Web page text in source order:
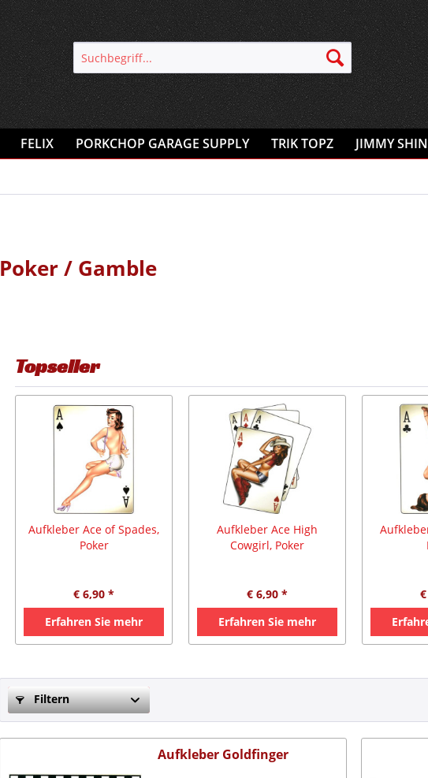
FELIX PORKCHOP GARAGE SUPPLY TRIK TOPZ JIMMY
Poker / Gamble
Topseller
Aufkleber Ace of Spades,
Poker
€ 6,90 *
Erfahren Sie mehr
Aufkleber Ace High
Cowgirl, Poker
€ 6,90 *
Erfahren Sie mehr
Filtern
Aufkleber Goldfinger